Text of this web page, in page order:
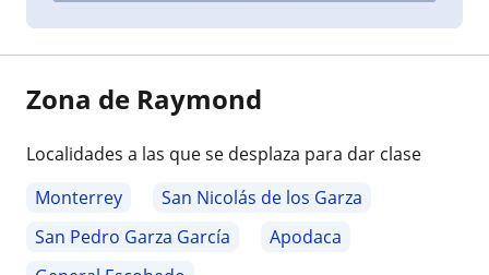
Zona de Raymond
Localidades a las que se desplaza para dar clase
Monterrey
San Nicolás de los Garza
San Pedro Garza García
Apodaca